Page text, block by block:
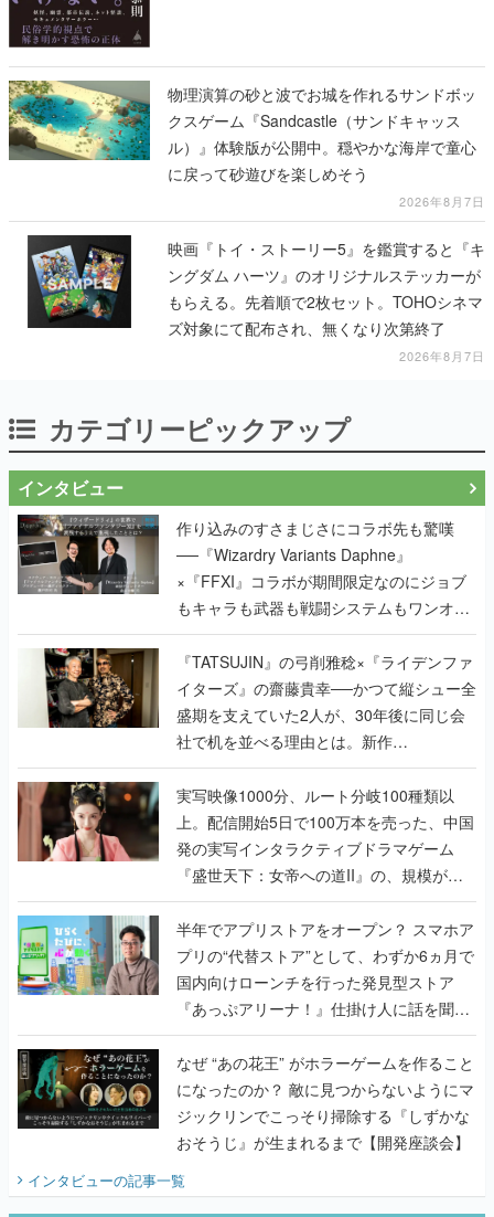
物理演算の砂と波でお城を作れるサンドボッ
クスゲーム『Sandcastle（サンドキャッス
ル）』体験版が公開中。穏やかな海岸で童心
に戻って砂遊びを楽しめそう
2026年8月7日
映画『トイ・ストーリー5』を鑑賞すると『キ
ングダム ハーツ』のオリジナルステッカーが
もらえる。先着順で2枚セット。TOHOシネマ
ズ対象にて配布され、無くなり次第終了
2026年8月7日
カテゴリーピックアップ
インタビュー
作り込みのすさまじさにコラボ先も驚嘆
──『Wizardry Variants Daphne』
×『FFXI』コラボが期間限定なのにジョブ
もキャラも武器も戦闘システムもワンオフ
で作り込まれた理由を両ディレクターに聞
く
『TATSUJIN』の弓削雅稔×『ライデンファ
イターズ』の齋藤貴幸──かつて縦シュー全
盛期を支えていた2人が、30年後に同じ会
社で机を並べる理由とは。新作
『TATSUJIN EXTREME』で初タッグを組
んだレジェンド2人に訊く開発秘話
実写映像1000分、ルート分岐100種類以
上。配信開始5日で100万本を売った、中国
発の実写インタラクティブドラマゲーム
『盛世天下：女帝への道II』の、規模が違
うこだわりをプロデューサーに聞いた
半年でアプリストアをオープン？ スマホア
プリの“代替ストア”として、わずか6ヵ月で
国内向けローンチを行った発見型ストア
『あっぷアリーナ！』仕掛け人に話を聞い
てみた
なぜ “あの花王” がホラーゲームを作ること
になったのか？ 敵に見つからないようにマ
ジックリンでこっそり掃除する『しずかな
おそうじ』が生まれるまで【開発座談会】
インタビューの記事一覧